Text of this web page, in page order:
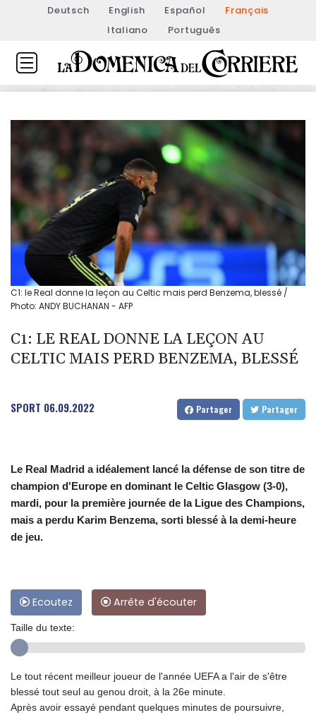
Deutsch English Español
Français
Italiano
Português
C1: le Real donne la leçon au Celtic mais perd Benzema, blessé /
Photo: ANDY BUCHANAN - AFP
C1: LE REAL DONNE LA LEÇON AU
CELTIC MAIS PERD BENZEMA, BLESSÉ
SPORT 06.09.2022 Partager Partager
Le Real Madrid a idéalement lancé la défense de son titre de
champion d'Europe en dominant le Celtic Glasgow (3-0),
mardi, pour la première journée de la Ligue des Champions,
mais a perdu Karim Benzema, sorti blessé à la demi-heure
de jeu.
Ecoutez Arrête d'écouter
Taille du texte:
Le tout récent meilleur joueur de l'année UEFA a l'air de s'être
blessé tout seul au genou droit, à la 26e minute.
Après avoir essayé pendant quelques minutes de poursuivre,